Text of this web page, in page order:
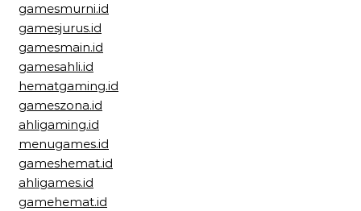
gamesmurni.id
gamesjurus.id
gamesmain.id
gamesahli.id
hematgaming.id
gameszona.id
ahligaming.id
menugames.id
gameshemat.id
ahligames.id
gamehemat.id